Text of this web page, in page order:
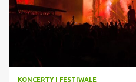
KONCERTY I FESTIWALE